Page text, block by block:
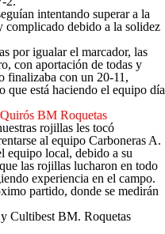
intentando superar a la
complicado debido a la solidez
por igualar el marcador, las
con aportación de todas y
finalizaba con un 20-11,
que está haciendo el equipo día
BM Roquetas
rojillas les tocó
al equipo Carboneras A.
equipo local, debido a su
las rojillas lucharon en todo
experiencia en el campo.
partido, donde se medirán